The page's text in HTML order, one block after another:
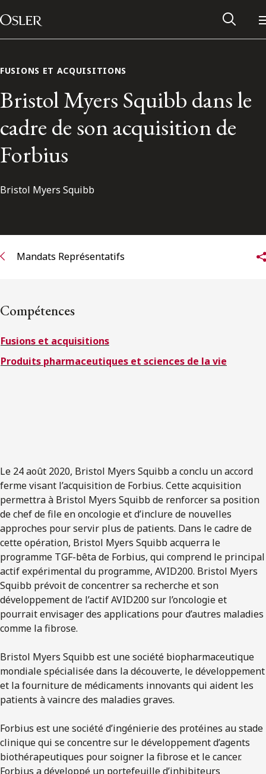
Passer au contenu
Main Navigation
S’abonner aux articles Osler
S’abonner
FUSIONS ET ACQUISITIONS
Bristol Myers Squibb dans le
cadre de son acquisition de
Forbius
Bristol Myers Squibb
Mandats Représentatifs
Compétences
Fusions et acquisitions
Produits pharmaceutiques et sciences de la vie
Le 24 août 2020, Bristol Myers Squibb a conclu un accord
ferme visant l’acquisition de Forbius. Cette acquisition
permettra à Bristol Myers Squibb de renforcer sa position
de chef de file en oncologie et d’inclure de nouvelles
approches pour servir plus de patients. Dans le cadre de
cette opération, Bristol Myers Squibb acquerra le
programme TGF-bêta de Forbius, qui comprend le principal
actif expérimental du programme, AVID200. Bristol Myers
Squibb prévoit de concentrer sa recherche et son
développement de l’actif AVID200 sur l’oncologie et
pourrait envisager des applications pour d’autres maladies
comme la fibrose.
Bristol Myers Squibb est une société biopharmaceutique
mondiale spécialisée dans la découverte, le développement
et la fourniture de médicaments innovants qui aident les
patients à vaincre des maladies graves.
Forbius est une société d’ingénierie des protéines au stade
clinique qui se concentre sur le développement d’agents
biothérapeutiques pour soigner la fibrose et le cancer.
Forbius a développé un portefeuille d’inhibiteurs